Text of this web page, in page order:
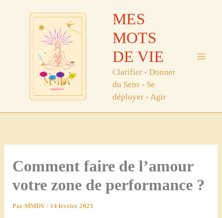
MES
MOTS
DE VIE
Clarifier - Donner
du Sens - Se
déployer - Agir
Comment faire de l’amour
votre zone de performance ?
Par MMDV / 14 février 2023